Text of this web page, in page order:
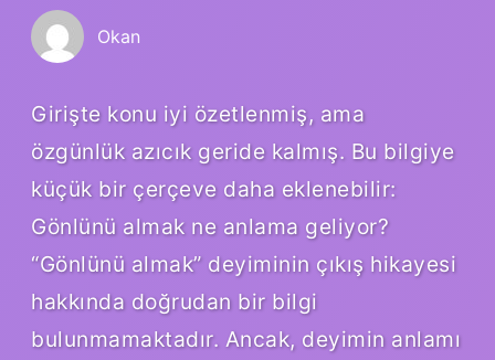
Okan
Girişte konu iyi özetlenmiş, ama
özgünlük azıcık geride kalmış. Bu bilgiye
küçük bir çerçeve daha eklenebilir:
Gönlünü almak ne anlama geliyor?
“Gönlünü almak” deyiminin çıkış hikayesi
hakkında doğrudan bir bilgi
bulunmamaktadır. Ancak, deyimin anlamı